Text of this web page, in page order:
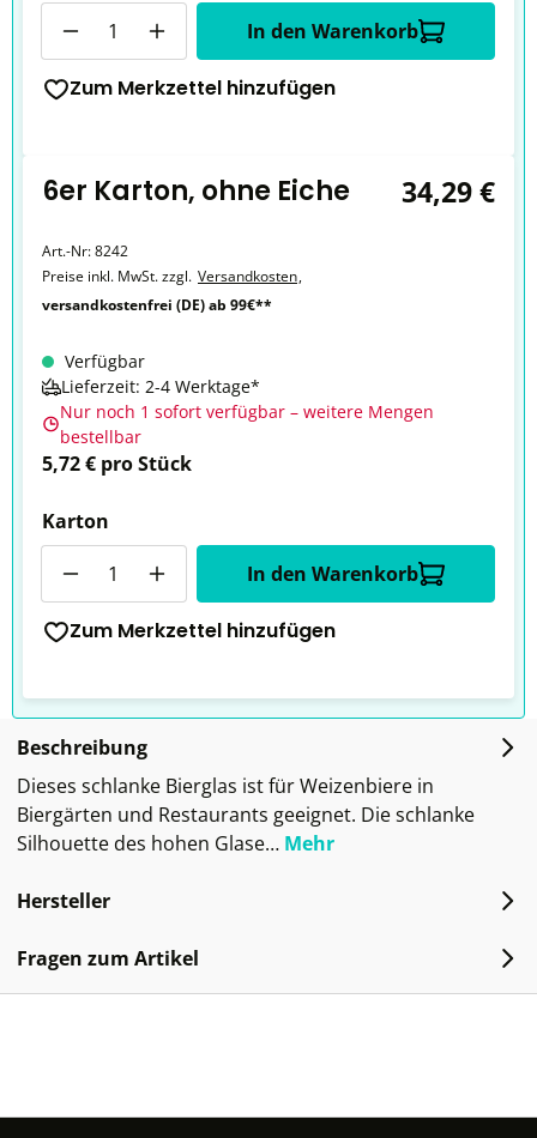
In den Warenkorb
Zum Merkzettel hinzufügen
6er Karton, ohne Eiche 34,29 €
Art.-Nr:8242
Preise inkl. MwSt. zzgl. Versandkosten,
versandkostenfrei (DE) ab 99€**
Verfügbar
Lieferzeit: 2-4 Werktage*
Nur noch 1 sofort verfügbar – weitere Mengen
bestellbar
5,72 € pro Stück
Karton
In den Warenkorb
Zum Merkzettel hinzufügen
Beschreibung
Dieses schlanke Bierglas ist für Weizenbiere in
Biergärten und Restaurants geeignet. Die schlanke
Silhouette des hohen Glase… Mehr
Hersteller
Fragen zum Artikel